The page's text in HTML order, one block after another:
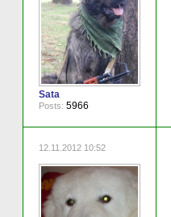
Sata
Posts: 5966
12.11.2012 10:52